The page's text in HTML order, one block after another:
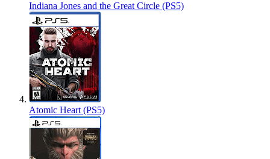
Indiana Jones and the Great Circle (PS5)
Atomic Heart (PS5)